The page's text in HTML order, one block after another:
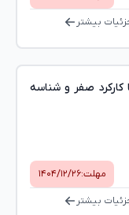
بیشتر
کارکرد صفر و شناسه
مهلت:۱۴۰۴/۱۲/۲۶
بیشتر